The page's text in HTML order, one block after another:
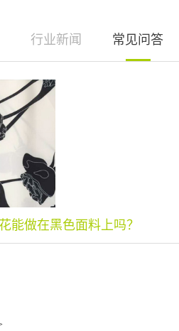
行业新闻 常见问答
能做在黑色面料上吗？